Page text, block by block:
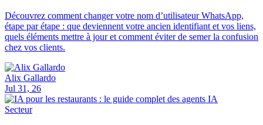
Découvrez comment changer votre nom d’utilisateur WhatsApp,
étape par étape : que deviennent votre ancien identifiant et vos liens,
quels éléments mettre à jour et comment éviter de semer la confusion
chez vos clients.
Alix Gallardo
Jul 31, 26
Secteur